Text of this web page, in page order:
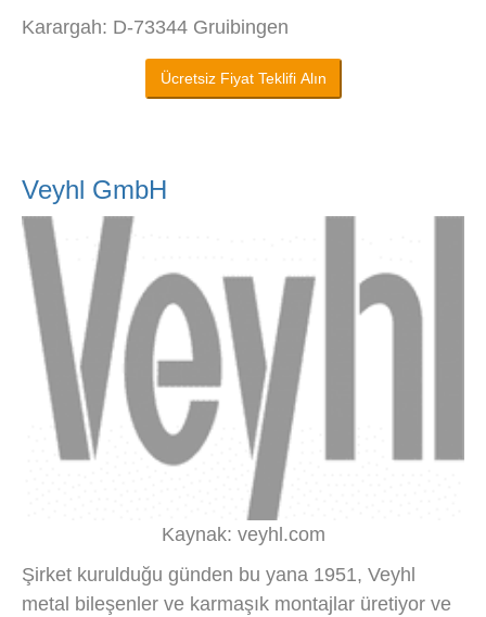
Karargah: D-73344 Gruibingen
Ücretsiz Fiyat Teklifi Alın
Veyhl GmbH
Kaynak: veyhl.com
Şirket kurulduğu günden bu yana 1951, Veyhl
metal bileşenler ve karmaşık montajlar üretiyor ve